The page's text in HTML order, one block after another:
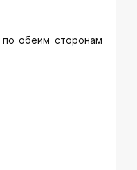
по обеим сторонам